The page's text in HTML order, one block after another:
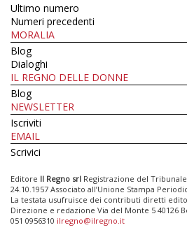
Ultimo numero
Numeri precedenti
MORALIA
Blog
Dialoghi
IL REGNO DELLE DONNE
Blog
NEWSLETTER
Iscriviti
EMAIL
Scrivici
Editore Il Regno srl Registrazione del
24.10.1957 Associato all’Unione Stampa
La testata usufruisce dei contributi diretti
Direzione e redazione Via del Monte 5 40126
051 0956310 ilregno@ilregno.it